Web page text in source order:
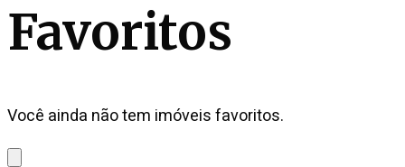
Favoritos
Você ainda não tem imóveis favoritos.